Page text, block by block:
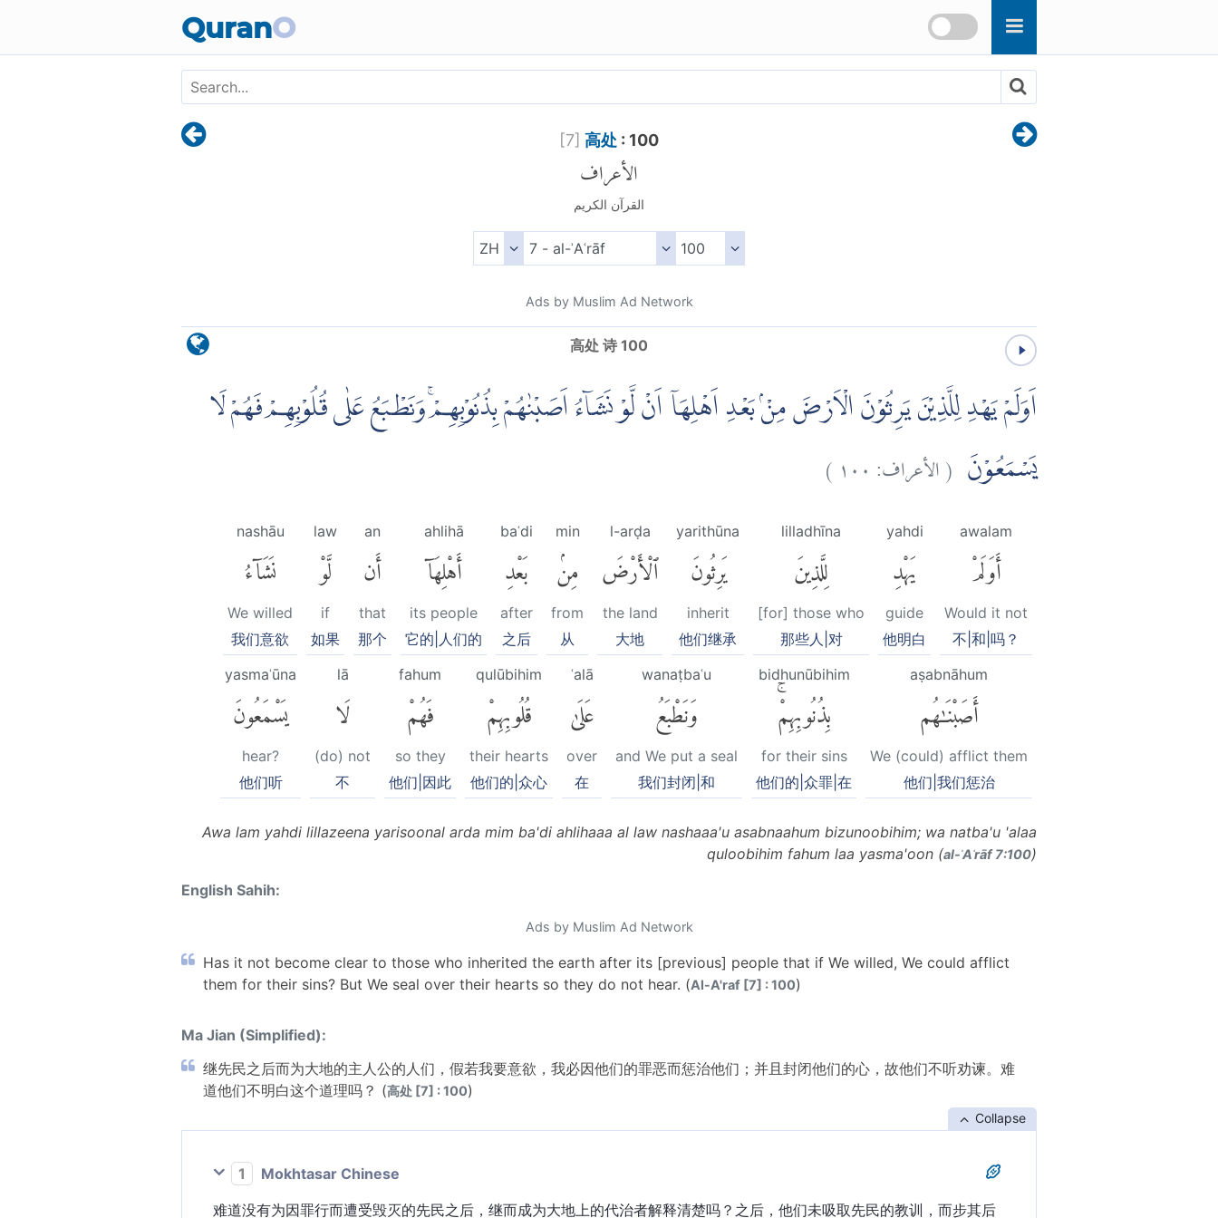
QuranO
[7] 高处: 100
الأعراف
القرآن الكريم
Ads by Muslim Ad Network
高处 诗 100
اَوَلَمْ يَهْدِ لِلَّذِيْنَ يَرِثُوْنَ الْاَرْضَ مِنْۢ بَعْدِ اَهْلِهَآ اَنْ لَّوْ نَشَاۤءُ اَصَبْنٰهُمْ بِذُنُوْبِهِمْۚ وَنَطْبَعُ عَلٰى قُلُوْبِهِمْ فَهُمْ لَا
يَسْمَعُوْنَ (الأعراف: ١٠٠ )
awalam
أَوَلَمْ
Would it not
不|和|吗？
yahdi
يَهْدِ
guide
他明白
lilladhīna
لِلَّذِينَ
[for] those who
那些人|对
yarithūna
يَرِثُونَ
inherit
他们继承
l-arḍa
ٱلْأَرْضَ
the land
大地
min
مِنۢ
from
从
baʿdi
بَعْدِ
after
之后
ahlihā
أَهْلِهَآ
its people
它的|人们的
an
أَن
that
那个
law
لَّوْ
if
如果
nashāu
نَشَآءُ
We willed
我们意欲
aṣabnāhum
أَصَبْنَٰهُم
We (could) afflict them
他们|我们惩治
bidhunūbihim
بِذُنُوبِهِمْۚ
for their sins
他们的|众罪|在
wanaṭbaʿu
وَنَطْبَعُ
and We put a seal
我们封闭|和
ʿalā
عَلَىٰ
over
在
qulūbihim
قُلُوبِهِمْ
their hearts
他们的|众心
fahum
فَهُمْ
so they
他们|因此
lā
لَا
(do) not
不
yasmaʿūna
يَسْمَعُونَ
hear?
他们听
Awa lam yahdi lillazeena yarisoonal arda mim ba'di ahlihaaa al law nashaaa'u asabnaahum bizunoobihim; wa natba'u 'alaa
quloobihim fahum laa yasma'oon (al-ʾAʿrāf 7:100)
English Sahih:
Ads by Muslim Ad Network
Has it not become clear to those who inherited the earth after its [previous] people that if We willed, We could afflict
them for their sins? But We seal over their hearts so they do not hear. (Al-A'raf [7] : 100)
Ma Jian (Simplified):
继先民之后而为大地的主人公的人们，假若我要意欲，我必因他们的罪恶而惩治他们；并且封闭他们的心，故他们不听劝谏。难
道他们不明白这个道理吗？ (高处 [7] : 100)
Collapse
1
Mokhtasar Chinese
难道没有为因罪行而遭受毁灭的先民之后，继而成为大地上的代治者解释清楚吗？之后，他们未吸取先民的教训，而步其后